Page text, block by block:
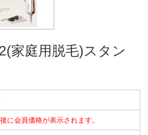
家庭用脱毛)スタン
に会員価格が表示されます。